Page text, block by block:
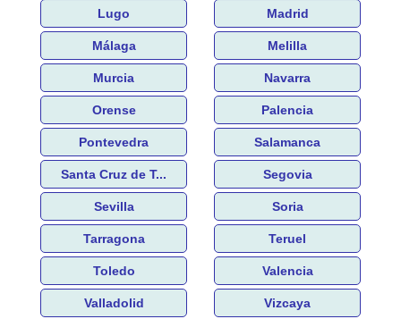
Lugo Madrid
Málaga Melilla
Murcia Navarra
Orense Palencia
Pontevedra Salamanca
Santa Cruz de T... Segovia
Sevilla Soria
Tarragona Teruel
Toledo Valencia
Valladolid Vizcaya